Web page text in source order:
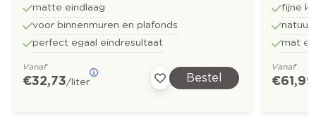
matte eindlaag
voor binnenmuren en plafonds
perfect egaal eindresultaat
Vanaf
€ 32,73/liter Bestel
fijne
mat
Vanaf
€ 61,99